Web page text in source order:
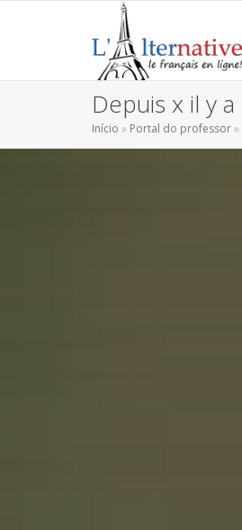
Depuis x il y a
Início » Portal do professor»